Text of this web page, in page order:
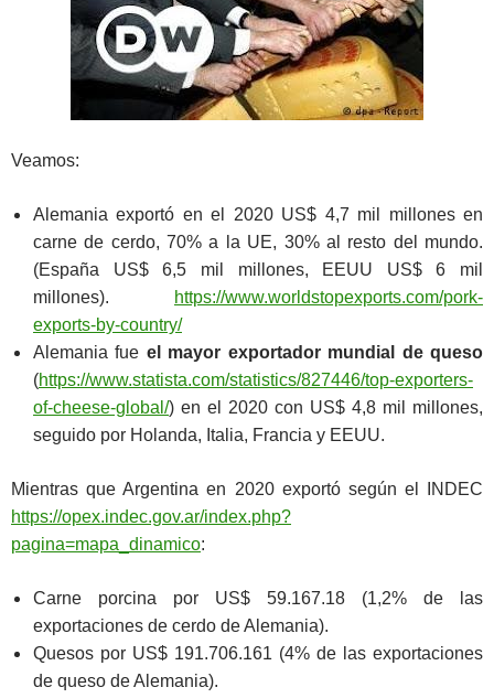
Veamos:
Alemania exportó en el 2020 US$ 4,7 mil millones en
carne de cerdo, 70% a la UE, 30% al resto del mundo.
(España US$ 6,5 mil millones, EEUU US$ 6 mil
millones).
https://www.worldstopexports.com/pork-
exports-by-country/
Alemania fue el mayor exportador mundial de queso
(https://www.statista.com/statistics/827446/top-exporters-
of-cheese-global/) en el 2020 con US$ 4,8 mil millones,
seguido por Holanda, Italia, Francia y EEUU.
Mientras que Argentina en 2020 exportó según el INDEC
https://opex.indec.gov.ar/index.php?
pagina=mapa_dinamico:
Carne porcina por US$ 59.167.18 (1,2% de las
exportaciones de cerdo de Alemania).
Quesos por US$ 191.706.161 (4% de las exportaciones
de queso de Alemania).